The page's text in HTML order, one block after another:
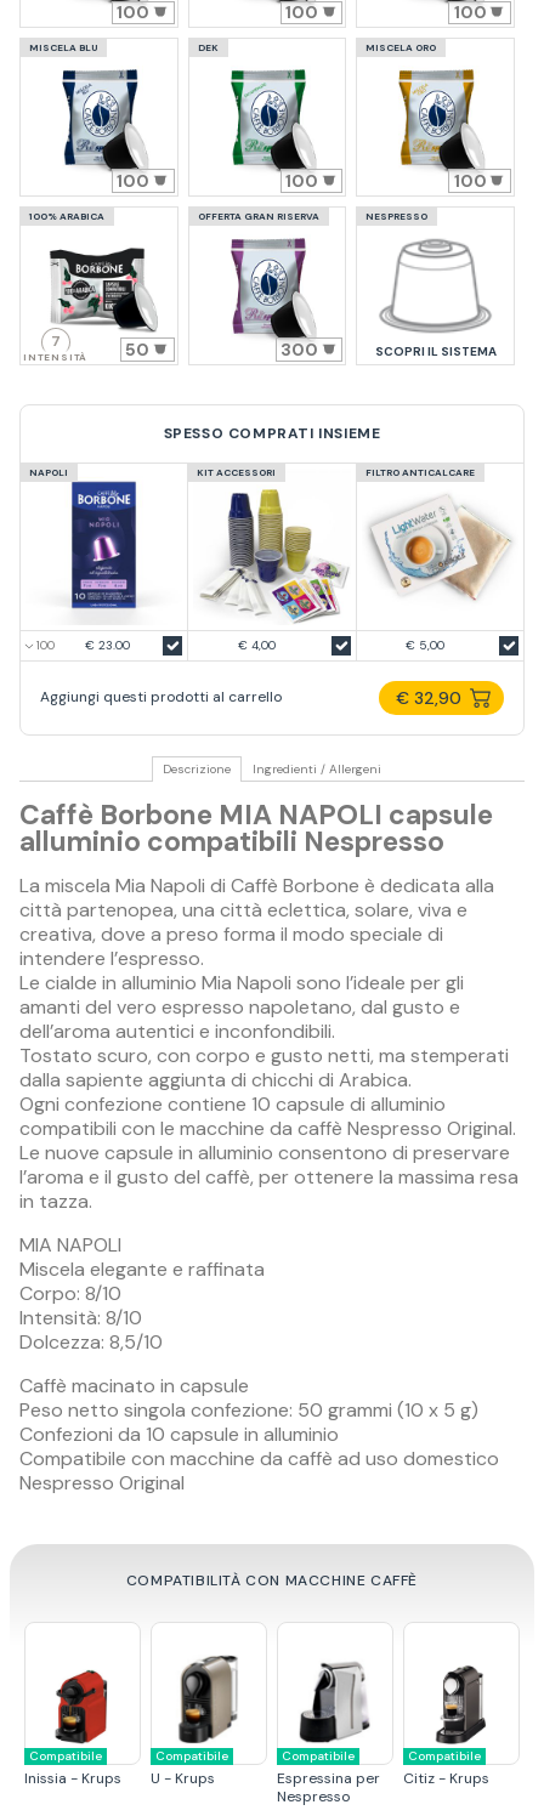
100 100 100
MISCELA BLU
100
DEK
100
MISCELA ORO
100
100% ARABICA
7
INTENSITÀ 50
OFFERTA GRAN RISERVA
300
NESPRESSO
SCOPRI IL SISTEMA
SPESSO COMPRATI INSIEME
NAPOLI
€ 23.00
KIT ACCESSORI
€ 4,00
FILTRO ANTICALCARE
€ 5,00
Aggiungi questi prodotti al carrello € 32,90
Descrizione Ingredienti / Allergeni
Caffè Borbone MIA NAPOLI capsule
alluminio compatibili Nespresso
La miscela Mia Napoli di Caffè Borbone è dedicata alla
città partenopea, una città eclettica, solare, viva e
creativa, dove a preso forma il modo speciale di
intendere l’espresso.
Le cialde in alluminio Mia Napoli sono l’ideale per gli
amanti del vero espresso napoletano, dal gusto e
dell’aroma autentici e inconfondibili.
Tostato scuro, con corpo e gusto netti, ma stemperati
dalla sapiente aggiunta di chicchi di Arabica.
Ogni confezione contiene 10 capsule di alluminio
compatibili con le macchine da caffè Nespresso Original.
Le nuove capsule in alluminio consentono di preservare
l’aroma e il gusto del caffè, per ottenere la massima resa
in tazza.
MIA NAPOLI
Miscela elegante e raffinata
Corpo: 8/10
Intensità: 8/10
Dolcezza: 8,5/10
Caffè macinato in capsule
Peso netto singola confezione: 50 grammi (10 x 5 g)
Confezioni da 10 capsule in alluminio
Compatibile con macchine da caffè ad uso domestico
Nespresso Original
COMPATIBILITÀ CON MACCHINE CAFFÈ
per
Compatibile
Citiz - Krups
Compatibile
Pixie - Krups
Compatibile
Essenza - Krups
Compatibile
U - De